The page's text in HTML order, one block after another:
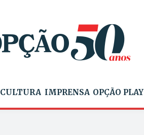
CULTURA IMPRENSA OPÇÃO PLAY